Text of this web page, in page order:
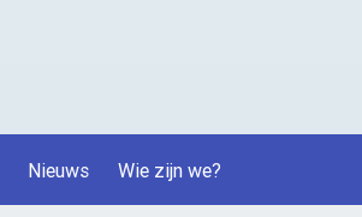
Nieuws Wie zijn we?